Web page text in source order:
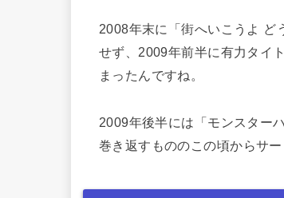
2008年末に「街へいこうよ ど
せず、2009年前半に有力タイ
まったんですね。
2009年後半には「モンスター
巻き返すもののこの頃からサ